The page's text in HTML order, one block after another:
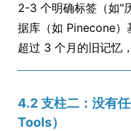
2-3 个明确标签（如"
据库（如 Pinecone）
超过 3 个月的旧记忆
4.2 支柱二：没有
Tools）